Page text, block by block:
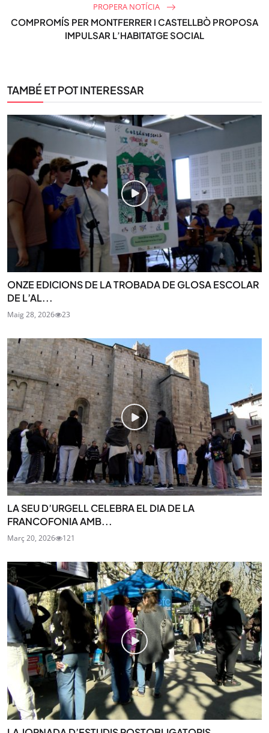
PROPERA NOTÍCIA
COMPROMÍS PER MONTFERRER I CASTELLBÒ PROPOSA
IMPULSAR L’HABITATGE SOCIAL
TAMBÉ ET POT INTERESSAR
ONZE EDICIONS DE LA TROBADA DE GLOSA ESCOLAR
DE L’AL...
Maig 28, 2026 23
LA SEU D’URGELL CELEBRA EL DIA DE LA
FRANCOFONIA AMB...
Març 20, 2026 121